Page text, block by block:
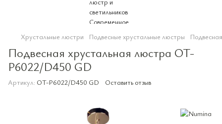
Хрустальные люстри Подвесные хрустальные люстры
Подвесная хрустальная люстра OT-
P6022/D450 GD
Артикул: OT-P6022/D450 GD Оставить отзыв